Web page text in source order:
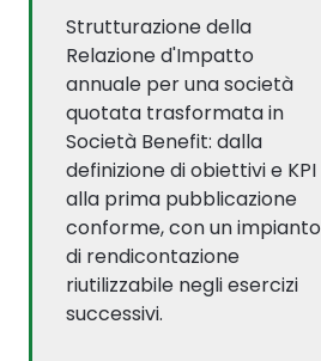
Strutturazione della
Relazione d'Impatto
annuale per una società
quotata trasformata in
Società Benefit: dalla
definizione di obiettivi e KPI
alla prima pubblicazione
conforme, con un impianto
di rendicontazione
riutilizzabile negli esercizi
successivi.